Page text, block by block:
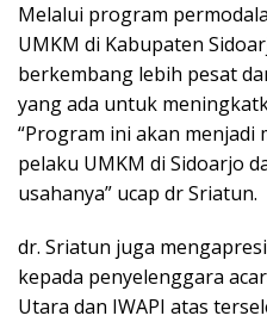
Melalui program
UMKM di Kabupaten
berkembang lebih pesat
yang ada untuk
“Program ini akan
pelaku UMKM di Sidoarjo
usahanya” ucap dr Sriatun.
dr. Sriatun juga
kepada penyelenggara
Utara dan IWAPI atas